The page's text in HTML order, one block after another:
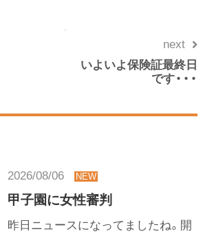
next
いよいよ保険証最終日
です・・・
2026/08/06
甲子園に女性審判
昨日ニュースになってましたね。開